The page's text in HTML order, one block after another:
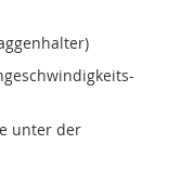
unter der